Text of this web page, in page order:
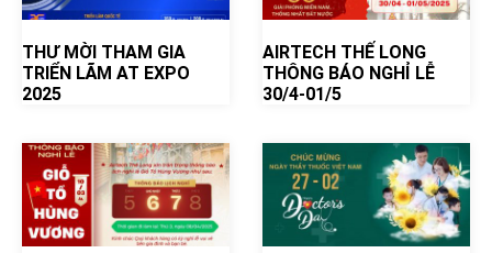
THƯ MỜI THAM GIA
TRIỂN LÃM AT EXPO
2025
AIRTECH THẾ LONG
THÔNG BÁO NGHỈ LỄ
30/4-01/5